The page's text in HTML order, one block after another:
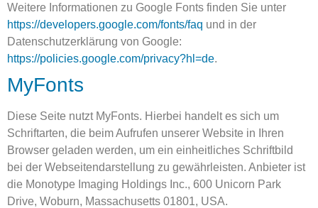
Weitere Informationen zu Google Fonts finden Sie unter
https://developers.google.com/fonts/faq und in der
Datenschutzerklärung von Google:
https://policies.google.com/privacy?hl=de.
MyFonts
Diese Seite nutzt MyFonts. Hierbei handelt es sich um
Schriftarten, die beim Aufrufen unserer Website in Ihren
Browser geladen werden, um ein einheitliches Schriftbild
bei der Webseitendarstellung zu gewährleisten. Anbieter ist
die Monotype Imaging Holdings Inc., 600 Unicorn Park
Drive, Woburn, Massachusetts 01801, USA.